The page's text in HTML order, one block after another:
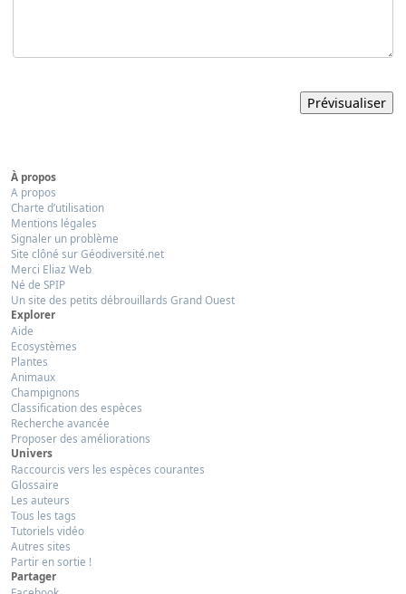
À propos
A propos
Charte d’utilisation
Mentions légales
Signaler un problème
Site clôné sur Géodiversité.net
Merci Eliaz Web
Né de SPIP
Un site des petits débrouillards Grand Ouest
Explorer
Aide
Ecosystèmes
Plantes
Animaux
Champignons
Classification des espèces
Recherche avancée
Proposer des améliorations
Univers
Raccourcis vers les espèces courantes
Glossaire
Les auteurs
Tous les tags
Tutoriels vidéo
Autres sites
Partir en sortie !
Partager